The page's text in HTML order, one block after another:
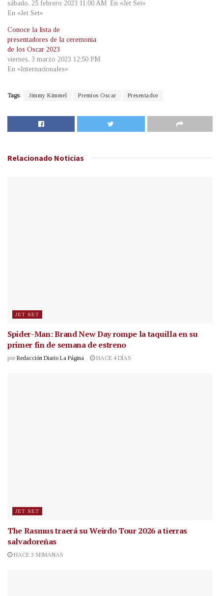
sábado, 25 febrero 2023 11:00 AM
En «Jet Set»
En «Jet Set»
Conoce la lista de
presentadores de la ceremonia
de los Oscar 2023
viernes, 3 marzo 2023 12:50 PM
En «Internacionales»
Tags: Jimmy Kimmel Premios Oscar Presentador
Relacionado Noticias
JET SET
Spider-Man: Brand New Day rompe la taquilla en su
primer fin de semana de estreno
por Redacción Diario La Página HACE 4 DÍAS
JET SET
The Rasmus traerá su Weirdo Tour 2026 a tierras
salvadoreñas
HACE 3 SEMANAS